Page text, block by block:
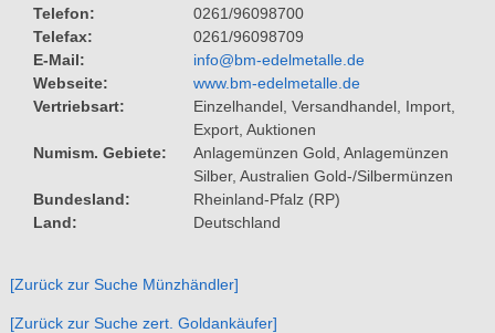
Telefon
0261/96098700
Telefax
0261/96098709
E-Mail
info@bm-edelmetalle.de
Webseite
www.bm-edelmetalle.de
Vertriebsart
Einzelhandel, Versandhandel, Import,
Export, Auktionen
Numism. Gebiete
Anlagemünzen Gold, Anlagemünzen
Silber, Australien Gold-/Silbermünzen
Bundesland
Rheinland-Pfalz (RP)
Land
Deutschland
[Zurück zur Suche Münzhändler]
[Zurück zur Suche zert. Goldankäufer]